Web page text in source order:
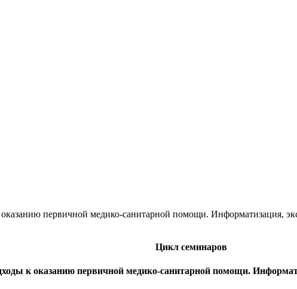
первичной медико-санитарной помощи. Информатизация,
Цикл семинаров
к оказанию первичной медико-санитарной помощи.